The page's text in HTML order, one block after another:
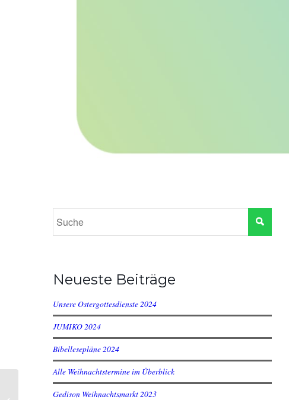
Neueste Beiträge
Unsere Ostergottesdienste 2024
JUMIKO 2024
Bibellesepläne 2024
Alle Weihnachtstermine im Überblick
Gedison Weihnachtsmarkt 2023